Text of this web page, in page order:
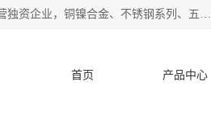
本公司坐落于中国广东省东莞市,长期批发供应铜合金，铝合金，锌合金，镁合金，私营独资企业，铜镍合金、不锈钢系列、五金冲压材料、进口金属材料、钨钢、高速钢、白钢刀、铝系列材料、铝镁合金、锰钢片等，启越是一家经国家相关部门批准注册的企业。公司以雄厚的实力、合理的厂家、优良的服务与多家企业建立了长期的合作关系。欢迎前来参观、考察、洽谈业务。 金属材料...,欢迎惠顾！
首页 产品中心